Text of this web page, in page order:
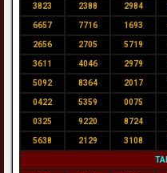
3823 2388 2984
6657 7716 1693
2656 2705 5719
3611 4046 2979
5092 8364 2017
0422 5359 0075
0325 9220 8724
5638 2129 3108